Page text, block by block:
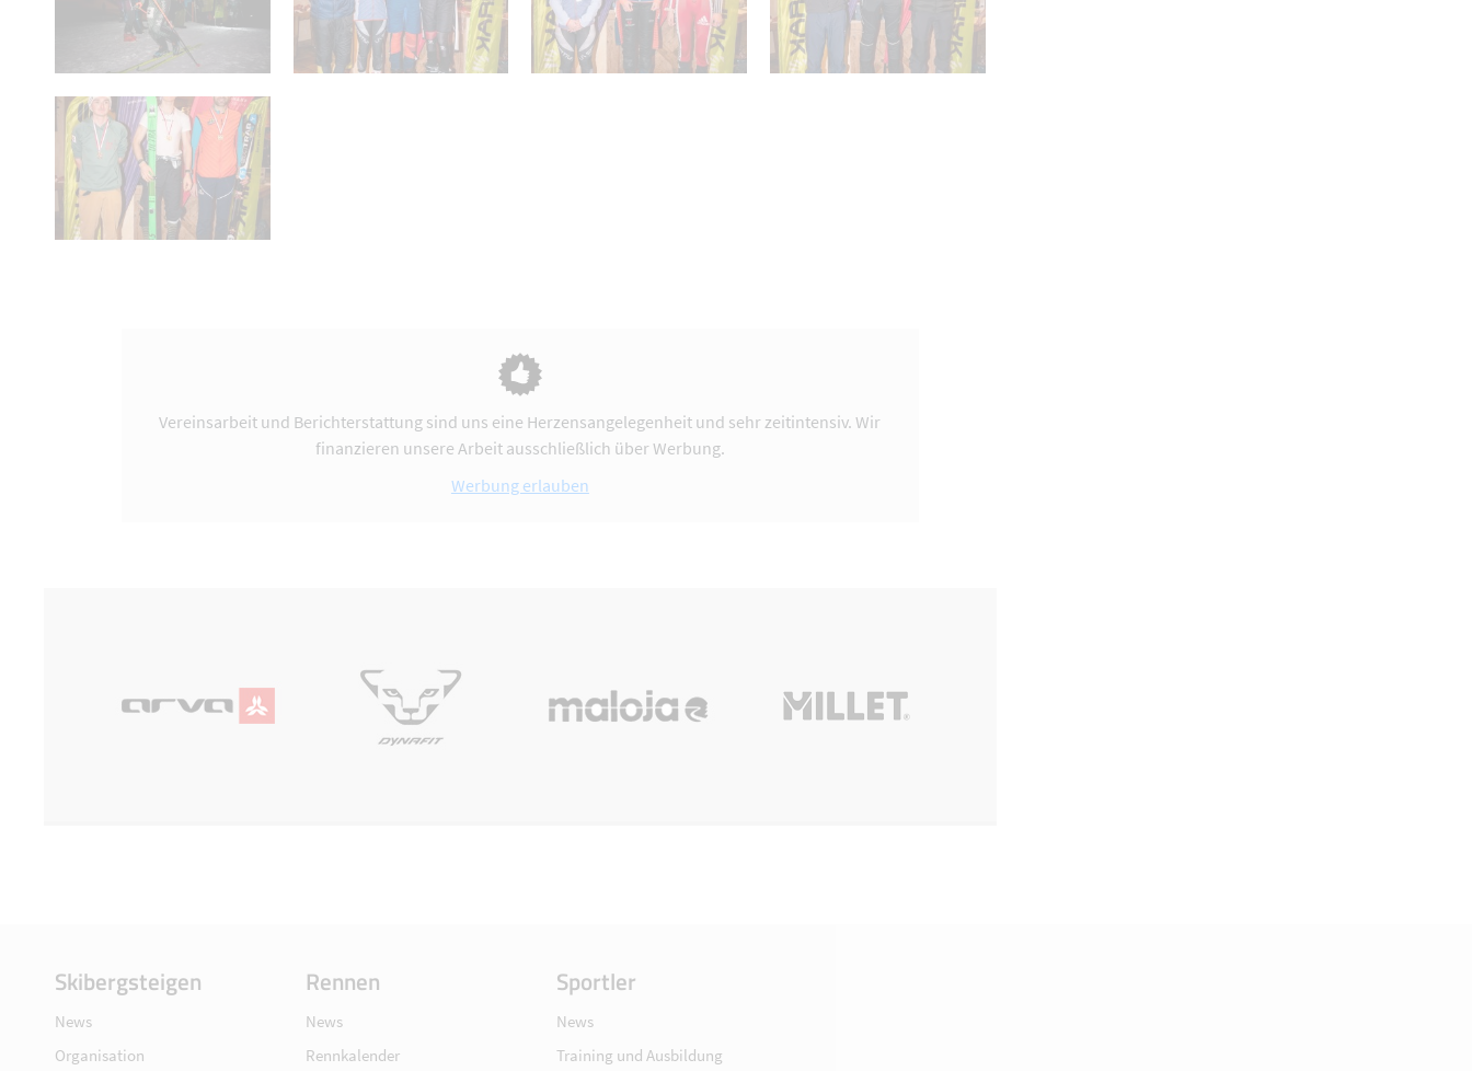
Vereinsarbeit und Berichterstattung sind uns eine Herzensangelegenheit und sehr zeitintensiv. Wir
finanzieren unsere Arbeit ausschließlich über Werbung.
Werbung erlauben
Skibergsteigen
News
Organisation
Rennen
News
Rennkalender
Sportler
News
Training und Ausbildung